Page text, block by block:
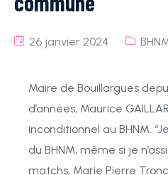
26 janvier 2024
Maire de Bouillargues
d’années, Maurice
inconditionnel au BHNM. “Je
du BHNM, même si je
matchs, Marie Pierre